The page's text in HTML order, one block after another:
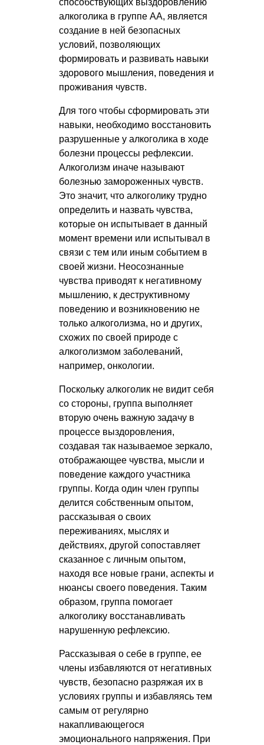
способствующих выздоровлению
алкоголика в группе АА, является
создание в ней безопасных
условий, позволяющих
формировать и развивать навыки
здорового мышления, поведения и
проживания чувств.
Для того чтобы сформировать эти
навыки, необходимо восстановить
разрушенные у алкоголика в ходе
болезни процессы рефлексии.
Алкоголизм иначе называют
болезнью замороженных чувств.
Это значит, что алкоголику трудно
определить и назвать чувства,
которые он испытывает в данный
момент времени или испытывал в
связи с тем или иным событием в
своей жизни. Неосознанные
чувства приводят к негативному
мышлению, к деструктивному
поведению и возникновению не
только алкоголизма, но и других,
схожих по своей природе с
алкоголизмом заболеваний,
например, онкологии.
Поскольку алкоголик не видит себя
со стороны, группа выполняет
вторую очень важную задачу в
процессе выздоровления,
создавая так называемое зеркало,
отображающее чувства, мысли и
поведение каждого участника
группы. Когда один член группы
делится собственным опытом,
рассказывая о своих
переживаниях, мыслях и
действиях, другой сопоставляет
сказанное с личным опытом,
находя все новые грани, аспекты и
нюансы своего поведения. Таким
образом, группа помогает
алкоголику восстанавливать
нарушенную рефлексию.
Рассказывая о себе в группе, ее
члены избавляются от негативных
чувств, безопасно разряжая их в
условиях группы и избавляясь тем
самым от регулярно
накапливающегося
эмоционального напряжения. При